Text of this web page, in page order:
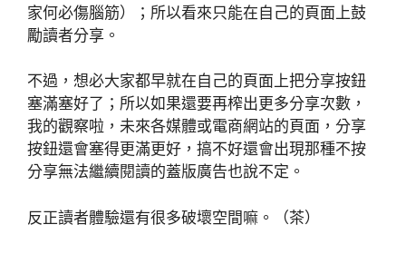
家何必傷腦筋）；所以看來只能在自己的頁面上鼓
勵讀者分享。
不過，想必大家都早就在自己的頁面上把分享按鈕
塞滿塞好了；所以如果還要再榨出更多分享次數，
我的觀察啦，未來各媒體或電商網站的頁面，分享
按鈕還會塞得更滿更好，搞不好還會出現那種不按
分享無法繼續閱讀的蓋版廣告也說不定。
反正讀者體驗還有很多破壞空間嘛。（茶）